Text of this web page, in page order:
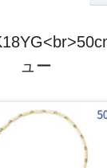
ュー